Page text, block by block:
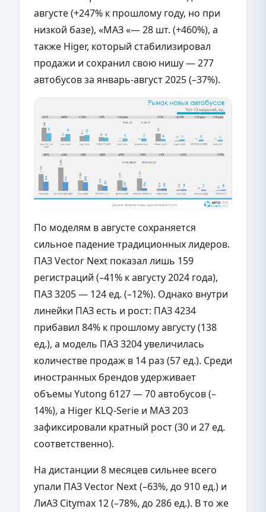
августе (+247% к прошлому году, но при
низкой базе), «МАЗ «— 28 шт. (+460%), а
также Higer, который стабилизировал
продажи и сохранил свою нишу — 277
автобусов за январь-август 2025 (–37%).
По моделям в августе сохраняется
сильное падение традиционных лидеров.
ПАЗ Vector Next показал лишь 159
регистраций (–41% к августу 2024 года),
ПАЗ 3205 — 124 ед. (–12%). Однако внутри
линейки ПАЗ есть и рост: ПАЗ 4234
прибавил 84% к прошлому августу (138
ед.), а модель ПАЗ 3204 увеличилась
количестве продаж в 14 раз (57 ед.). Среди
иностранных брендов удерживает
объемы Yutong 6127 — 70 автобусов (–
14%), а Higer KLQ-Serie и МАЗ 203
зафиксировали кратный рост (30 и 27 ед.
соответственно).
На дистанции 8 месяцев сильнее всего
упали ПАЗ Vector Next (–63%, до 910 ед.) и
ЛиАЗ Citymax 12 (–78%, до 286 ед.). В то же